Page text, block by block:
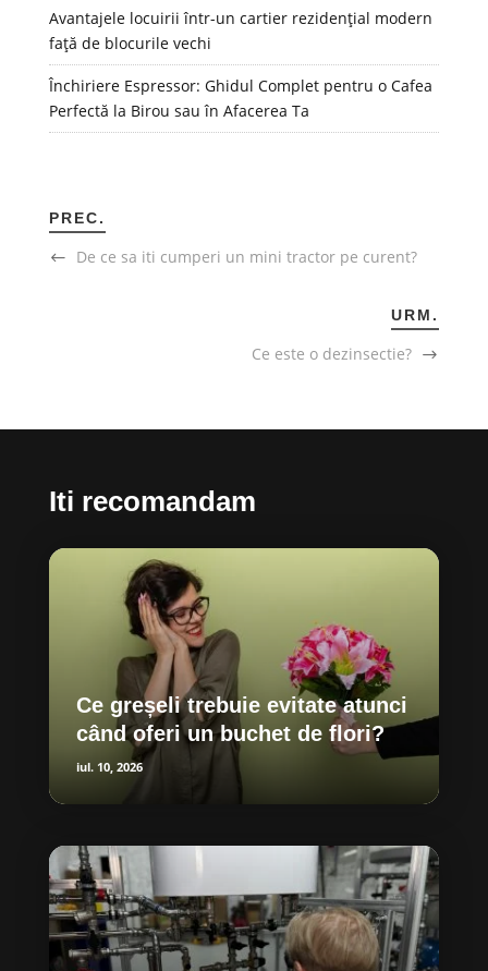
Avantajele locuirii într-un cartier rezidențial modern
față de blocurile vechi
Închiriere Espressor: Ghidul Complet pentru o Cafea
Perfectă la Birou sau în Afacerea Ta
PREC.
De ce sa iti cumperi un mini tractor pe curent?
URM.
Ce este o dezinsectie?
Iti recomandam
Ce greșeli trebuie evitate atunci
când oferi un buchet de flori?
iul. 10, 2026